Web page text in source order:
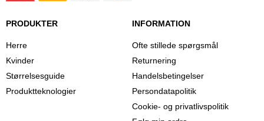
PRODUKTER
Herre
Kvinder
Størrelsesguide
Produktteknologier
INFORMATION
Ofte stillede spørgsmål
Returnering
Handelsbetingelser
Persondatapolitik
Cookie- og privatlivspolitik